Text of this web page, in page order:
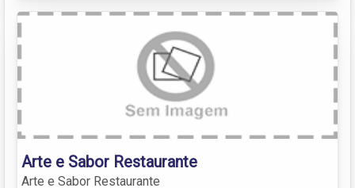
Arte e Sabor Restaurante
Arte e Sabor Restaurante